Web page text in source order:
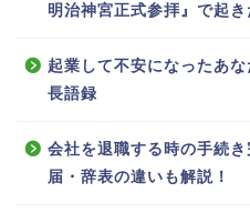
明治神宮正式参拝』で起き
起業して不安になったあ
長語録
会社を退職する時の手続
届・辞表の違いも解説！